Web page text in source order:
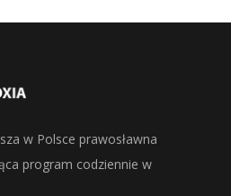
w Polsce prawosławna
program codziennie w